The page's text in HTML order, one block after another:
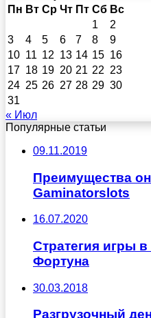
Пн Вт Ср Чт Пт Сб Вс
1
2
3
4 5 6 7 8
9
10 11 12 13 14 15 16
17 18 19 20 21 22 23
24 25 26 27 28 29 30
31
« Июл
Популярные статьи
09.11.2019
Преимущества
Gaminatorslots
16.07.2020
Стратегия игры
Фортуна
30.03.2018
Разгрузочный